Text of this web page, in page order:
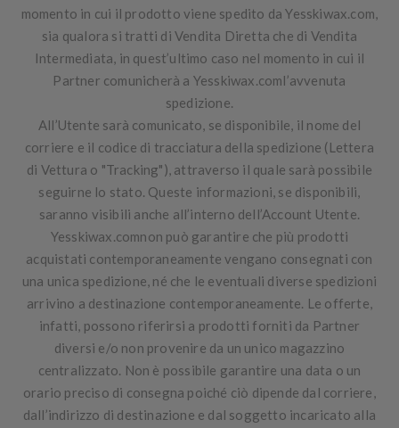
momento in cui il prodotto viene spedito da Yesskiwax.com,
sia qualora si tratti di Vendita Diretta che di Vendita
Intermediata, in quest’ultimo caso nel momento in cui il
Partner comunicherà a Yesskiwax.coml’avvenuta
spedizione.
All’Utente sarà comunicato, se disponibile, il nome del
corriere e il codice di tracciatura della spedizione (Lettera
di Vettura o "Tracking"), attraverso il quale sarà possibile
seguirne lo stato. Queste informazioni, se disponibili,
saranno visibili anche all’interno dell’Account Utente.
Yesskiwax.comnon può garantire che più prodotti
acquistati contemporaneamente vengano consegnati con
una unica spedizione, né che le eventuali diverse spedizioni
arrivino a destinazione contemporaneamente. Le offerte,
infatti, possono riferirsi a prodotti forniti da Partner
diversi e/o non provenire da un unico magazzino
centralizzato. Non è possibile garantire una data o un
orario preciso di consegna poiché ciò dipende dal corriere,
dall’indirizzo di destinazione e dal soggetto incaricato alla